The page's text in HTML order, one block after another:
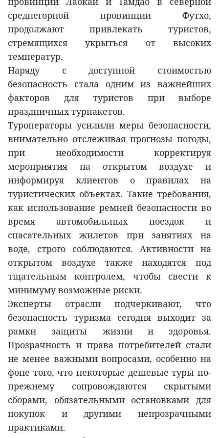
среднегорной провинции Футхо,
продолжают привлекать туристов,
стремящихся укрыться от высоких
температур.
Наряду с доступной стоимостью
безопасность стала одним из важнейших
факторов для туристов при выборе
праздничных турпакетов.
Туроператоры усилили меры безопасности,
внимательно отслеживая прогнозы погоды,
при необходимости корректируя
мероприятия на открытом воздухе и
информируя клиентов о правилах на
туристических объектах. Такие требования,
как использование ремней безопасности во
время автомобильных поездок и
спасательных жилетов при занятиях на
воде, строго соблюдаются. Активности на
открытом воздухе также находятся под
тщательным контролем, чтобы свести к
минимуму возможные риски.
Эксперты отрасли подчеркивают, что
безопасность туризма сегодня выходит за
рамки защиты жизни и здоровья.
Прозрачность и права потребителей стали
не менее важными вопросами, особенно на
фоне того, что некоторые дешевые туры по-
прежнему сопровождаются скрытыми
сборами, обязательными остановками для
покупок и другими непрозрачными
практиками.